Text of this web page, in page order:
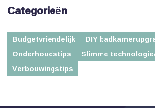
Categorieën
Budgetvriendelijk
DIY
Onderhoudstips
Slimme
Verbouwingstips